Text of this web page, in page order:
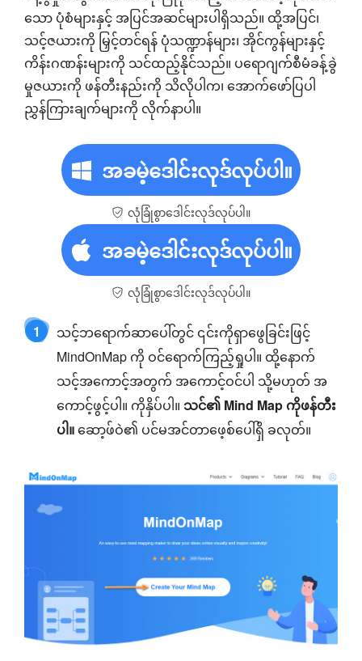
သော ပုံစံများနှင့် အပြင်အဆင်များပါရှိသည်။ ထို့အပြင်၊
သင့်ဇယားကို မြှင့်တင်ရန် ပုံသဏ္ဍာန်များ၊ အိုင်ကွန်များနှင့်
ကိန်းဂဏန်းများကို သင်ထည့်နိုင်သည်။ ပရောဂျက်စီမံခန့်ခွဲ
မှုဇယားကို ဖန်တီးနည်းကို သိလိုပါက၊ အောက်ဖော်ပြပါ
ညွှန်ကြားချက်များကို လိုက်နာပါ။
အခမဲ့ဒေါင်းလုဒ်လုပ်ပါ။
လုံခြုံစွာဒေါင်းလုဒ်လုပ်ပါ။
အခမဲ့ဒေါင်းလုဒ်လုပ်ပါ။
လုံခြုံစွာဒေါင်းလုဒ်လုပ်ပါ။
1
သင့်ဘရောက်ဆာပေါ်တွင် ၎င်းကိုရှာဖွေခြင်းဖြင့်
MindOnMap ကို ဝင်ရောက်ကြည့်ရှုပါ။ ထို့နောက်
သင့်အကောင့်အတွက် အကောင့်ဝင်ပါ သို့မဟုတ် အ
ကောင့်ဖွင့်ပါ။ ကိုနှိပ်ပါ။ သင်၏ Mind Map ကိုဖန်တီး
ပါ။ဆော့ဖ်ဝဲ၏ ပင်မအင်တာဖေ့စ်ပေါ်ရှိ ခလုတ်။